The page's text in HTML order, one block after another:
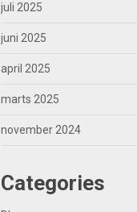
juli 2025
juni 2025
april 2025
marts 2025
november 2024
Categories